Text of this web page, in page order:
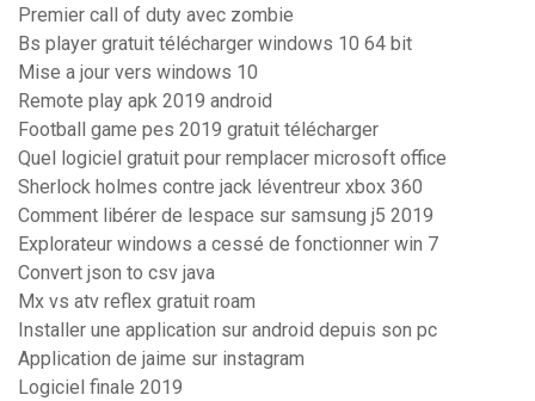
Premier call of duty avec zombie
Bs player gratuit télécharger windows 10 64 bit
Mise a jour vers windows 10
Remote play apk 2019 android
Football game pes 2019 gratuit télécharger
Quel logiciel gratuit pour remplacer microsoft office
Sherlock holmes contre jack léventreur xbox 360
Comment libérer de lespace sur samsung j5 2019
Explorateur windows a cessé de fonctionner win 7
Convert json to csv java
Mx vs atv reflex gratuit roam
Installer une application sur android depuis son pc
Application de jaime sur instagram
Logiciel finale 2019